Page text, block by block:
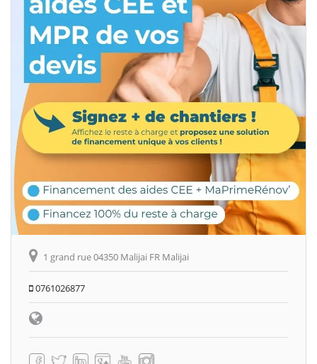
1 grand rue 04350 Malijai FR Malijai
0761026877